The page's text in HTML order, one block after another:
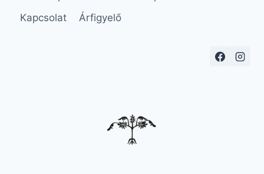
Kapcsolat
Árfigyelő